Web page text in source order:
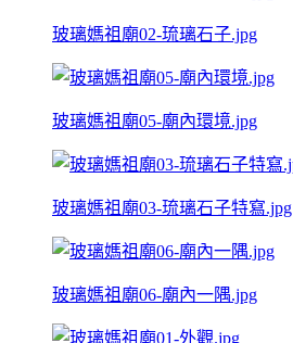
玻璃媽祖廟02-琉璃石子.jpg
玻璃媽祖廟05-廟內環境.jpg
玻璃媽祖廟03-琉璃石子特寫.jpg
玻璃媽祖廟06-廟內一隅.jpg